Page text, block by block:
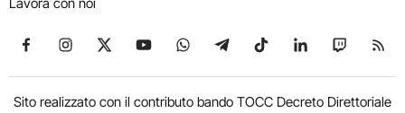
Seguici su Facebook
Seguici su Instagram
Seguici su X
Seguici su YouTube
Seguici su WhatsApp
Seguici su Telegram
Seguici su TikTok
Seguici su
Seguici
Sito realizzato con il contributo bando TOCC Decreto Direttoriale